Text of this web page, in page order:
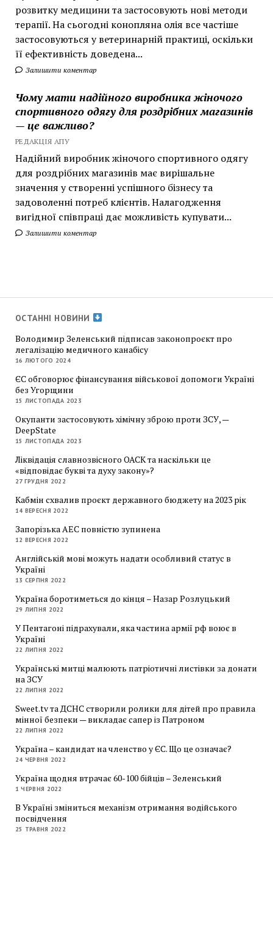
розвитку медицини та застосовують нові методи
терапії. На сьогодні конопляна олія все частіше
застосовуються у ветеринарній практиці, оскільки
її ефективність доведена...
Залишити коментар
Чому мати надійного виробника жіночого
спортивного одягу для роздрібних магазинів
— це важливо?
РЕДАКЦІЯ АПУ
Надійний виробник жіночого спортивного одягу
для роздрібних магазинів має вирішальне
значення у створенні успішного бізнесу та
задоволенні потреб клієнтів. Налагодження
вигідної співпраці дає можливість купувати...
Залишити коментар
ОСТАННІ НОВИНИ
Володимир Зеленський підписав законопроєкт про
легалізацію медичного канабісу
16 ЛЮТОГО 2024
ЄС обговорює фінансування військової допомоги Україні
без Угорщини
15 ЛИСТОПАДА 2023
Окупанти застосовують хімічну зброю проти ЗСУ, —
DeepState
15 ЛИСТОПАДА 2023
Ліквідація славнозвісного ОАСК та наскільки це
«відповідає букві та духу закону»?
27 ГРУДНЯ 2022
Кабмін схвалив проєкт державного бюджету на 2023 рік
14 ВЕРЕСНЯ 2022
Запорізька АЕС повністю зупинена
12 ВЕРЕСНЯ 2022
Англійській мові можуть надати особливий статус в
Україні
13 СЕРПНЯ 2022
Україна боротиметься до кінця – Назар Розлуцький
29 ЛИПНЯ 2022
У Пентагоні підрахували, яка частина армії рф воює в
Україні
22 ЛИПНЯ 2022
Українські митці малюють патріотичні листівки за донати
на ЗСУ
22 ЛИПНЯ 2022
Sweet.tv та ДСНС створили ролики для дітей про правила
мінної безпеки — викладає сапер із Патроном
22 ЛИПНЯ 2022
Україна – кандидат на членство у ЄС. Що це означає?
24 ЧЕРВНЯ 2022
Україна щодня втрачає 60-100 бійців – Зеленський
1 ЧЕРВНЯ 2022
В Україні зміниться механізм отримання водійського
посвідчення
25 ТРАВНЯ 2022